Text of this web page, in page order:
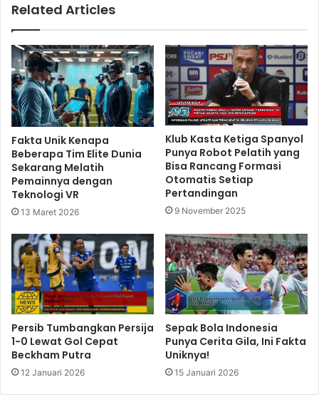
Related Articles
Fakta Unik Kenapa
Beberapa Tim Elite Dunia
Sekarang Melatih
Pemainnya dengan
Teknologi VR
13 Maret 2026
Klub Kasta Ketiga Spanyol
Punya Robot Pelatih yang
Bisa Rancang Formasi
Otomatis Setiap
Pertandingan
9 November 2025
Persib Tumbangkan Persija
1-0 Lewat Gol Cepat
Beckham Putra
12 Januari 2026
Sepak Bola Indonesia
Punya Cerita Gila, Ini Fakta
Uniknya!
15 Januari 2026